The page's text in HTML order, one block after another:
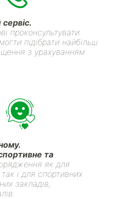
проконсультувати
підібрати найбільш
з урахуванням
та
як для
і для спортивних
закладів,